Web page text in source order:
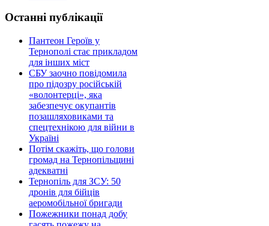
Останні публікації
Пантеон Героїв у
Тернополі стає прикладом
для інших міст
СБУ заочно повідомила
про підозру російській
«волонтерці», яка
забезпечує окупантів
позашляховиками та
спецтехнікою для війни в
Україні
Потім скажіть, що голови
громад на Тернопільщині
адекватні
Тернопіль для ЗСУ: 50
дронів для бійців
аеромобільної бригади
Пожежники понад добу